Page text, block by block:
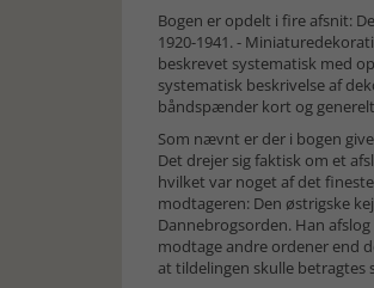
Bogen er opdelt i fire afsnit:
1920-1941. -
beskrevet systematisk med
systematisk beskrivelse af
båndspænder kort og
Som nævnt er der i bogen
Det drejer sig faktisk om et
hvilket var noget af det
modtageren: Den østrigske
Dannebrogsorden. Han
modtage andre ordener end
at tildelingen skulle betragtes